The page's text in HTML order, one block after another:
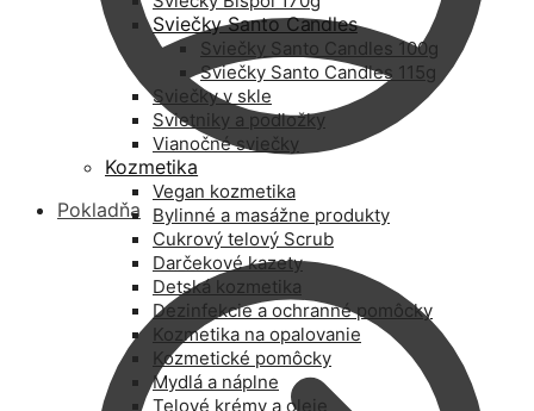
Pokladňa
Sviečky Santo Candles
Sviečky Santo Candles 100g
Sviečky Santo Candles 115g
Sviečky v skle
Svietniky a podložky
Vianočné sviečky
Kozmetika
Vegan kozmetika
Bylinné a masážne produkty
Cukrový telový Scrub
Darčekové kazety
Detská kozmetika
Dezinfekcie a ochranné pomôcky
Kozmetika na opalovanie
Kozmetické pomôcky
Mydlá a náplne
Telové krémy a oleje